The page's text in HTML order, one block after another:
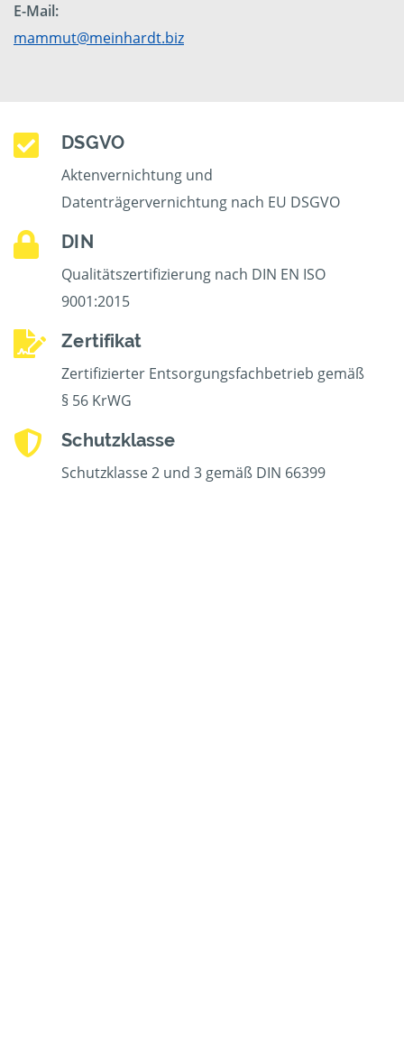
E-Mail:
mammut@meinhardt.biz
DSGVO
Aktenvernichtung und
Datenträgervernichtung nach EU DSGVO
DIN
Qualitätszertifizierung nach DIN EN ISO
9001:2015
Zertifikat
Zertifizierter Entsorgungsfachbetrieb gemäß
§ 56 KrWG
Schutzklasse
Schutzklasse 2 und 3 gemäß DIN 66399